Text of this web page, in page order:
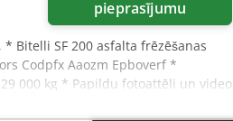
pieprasījumu
, * Bitelli SF 200 asfalta frēzēšanas
Codpfx Aaozm Epboverf *
000 kg * Papildu fotoattēli un video
pārdot citam pircējam.